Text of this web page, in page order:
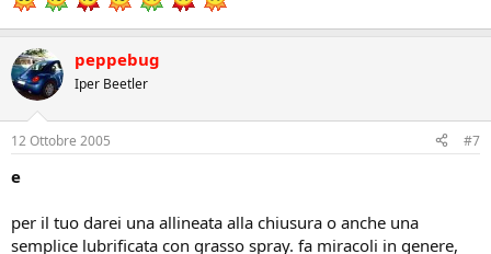
peppebug
Iper Beetler
12 Ottobre 2005 #7
e
per il tuo darei una allineata alla chiusura o anche una
semplice lubrificata con grasso spray. fa miracoli in genere,